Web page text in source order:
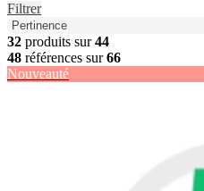
Filtrer
32 produits sur44
48 références sur66
Nouveauté